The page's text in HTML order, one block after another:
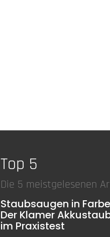
Top 5
Die 5 meistgelesenen
Staubsaugen in
Der Klamer
im Praxistest